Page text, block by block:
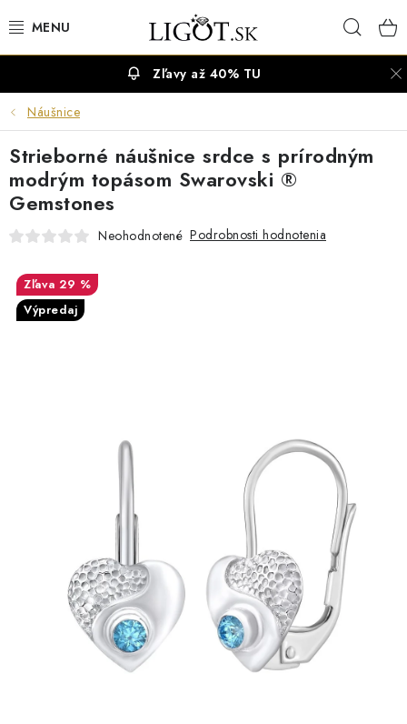
na
NÁHRDELNÍKY
OBRÚČKY
Doprava a platba Vrátenie, výmena, reklamácia
Kontakt
Obchodné podmienky
Ochrana súkromia
Zľavy až 40% TU
Náušnice
Strieborné náušnice srdce s prírodným
modrým topásom Swarovski ®
Gemstones
Neohodnotené Podrobnosti hodnotenia
29 %
Výpredaj